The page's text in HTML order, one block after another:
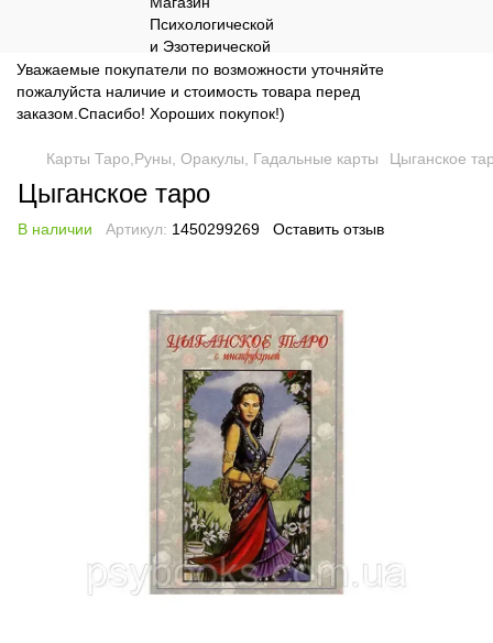
Уважаемые покупатели по возможности уточняйте
пожалуйста наличие и стоимость товара перед
заказом.Спасибо! Хороших покупок!)
Карты Таро,Руны, Оракулы, Гадальные карты Цыганское
Цыганское таро
В наличии Артикул: 1450299269 Оставить отзыв